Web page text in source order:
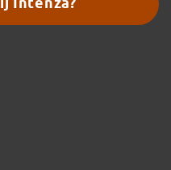
Intenza?